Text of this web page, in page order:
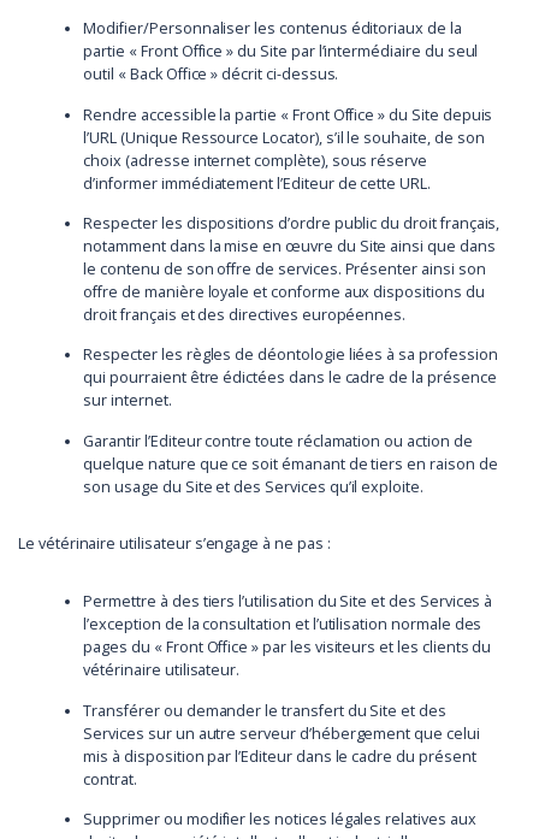
Modifier/Personnaliser les contenus éditoriaux de la
partie « Front Office » du Site par l’intermédiaire du seul
outil « Back Office » décrit ci-dessus.
Rendre accessible la partie « Front Office » du Site depuis
l’URL (Unique Ressource Locator), s’il le souhaite, de son
choix (adresse internet complète), sous réserve
d’informer immédiatement l’Editeur de cette URL.
Respecter les dispositions d’ordre public du droit français,
notamment dans la mise en œuvre du Site ainsi que dans
le contenu de son offre de services. Présenter ainsi son
offre de manière loyale et conforme aux dispositions du
droit français et des directives européennes.
Respecter les règles de déontologie liées à sa profession
qui pourraient être édictées dans le cadre de la présence
sur internet.
Garantir l’Editeur contre toute réclamation ou action de
quelque nature que ce soit émanant de tiers en raison de
son usage du Site et des Services qu’il exploite.
Le vétérinaire utilisateur s’engage à ne pas :
Permettre à des tiers l’utilisation du Site et des Services à
l’exception de la consultation et l’utilisation normale des
pages du « Front Office » par les visiteurs et les clients du
vétérinaire utilisateur.
Transférer ou demander le transfert du Site et des
Services sur un autre serveur d’hébergement que celui
mis à disposition par l’Editeur dans le cadre du présent
contrat.
Supprimer ou modifier les notices légales relatives aux